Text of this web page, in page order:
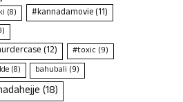
(8) #kannadamovie(11)
(12) #toxic(9)
(8) bahubali (9)
(18)